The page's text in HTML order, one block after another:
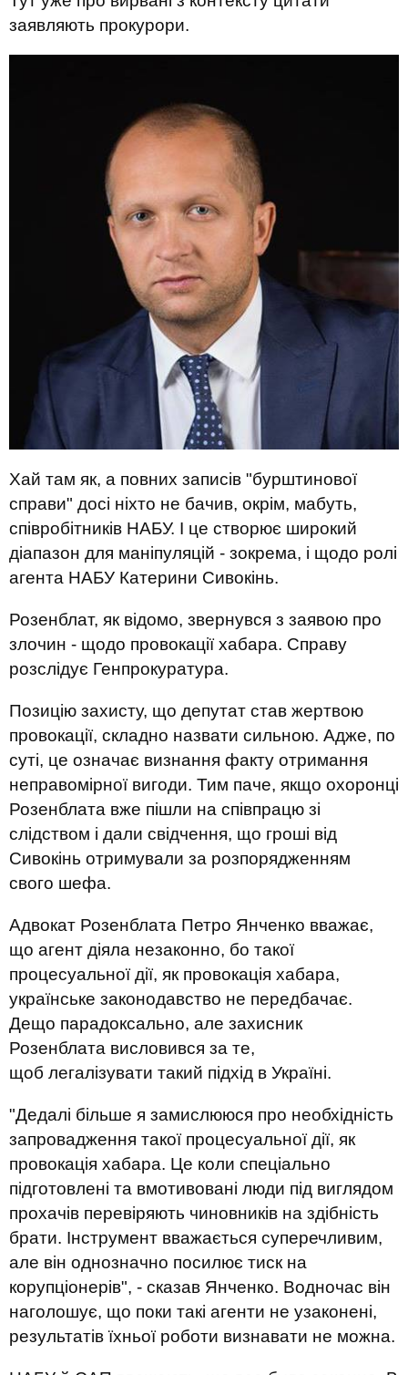
заявляють прокурори.
Хай там як, а повних записів "бурштинової
справи" досі ніхто не бачив, окрім, мабуть,
співробітників НАБУ. І це створює широкий
діапазон для маніпуляцій - зокрема, і щодо ролі
агента НАБУ Катерини Сивокінь.
Розенблат, як відомо, звернувся з заявою про
злочин - щодо провокації хабара. Справу
розслідує Генпрокуратура.
Позицію захисту, що депутат став жертвою
провокації, складно назвати сильною. Адже, по
суті, це означає визнання факту отримання
неправомірної вигоди. Тим паче, якщо охоронці
Розенблата вже пішли на співпрацю зі
слідством і дали свідчення, що гроші від
Сивокінь отримували за розпорядженням
свого шефа.
Адвокат Розенблата Петро Янченко вважає,
що агент діяла незаконно, бо такої
процесуальної дії, як провокація хабара,
українське законодавство не передбачає.
Дещо парадоксально, але захисник
Розенблата висловився за те,
щоб легалізувати такий підхід в Україні.
"Дедалі більше я замислююся про необхідність
запровадження такої процесуальної дії, як
провокація хабара. Це коли спеціально
підготовлені та вмотивовані люди під виглядом
прохачів перевіряють чиновників на здібність
брати. Інструмент вважається суперечливим,
але він однозначно посилює тиск на
корупціонерів", - сказав Янченко. Водночас він
наголошує, що поки такі агенти не узаконені,
результатів їхньої роботи визнавати не можна.